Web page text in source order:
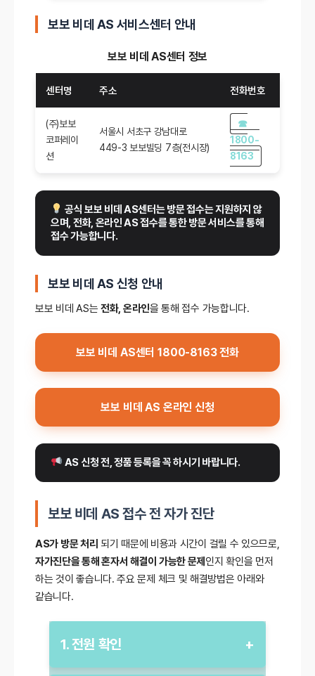
비데 본체 및 주요 부품: 5년
소모품: 2년
보증 기간이 경과했거나 사용자 과실로 인한
고장의 경우, 수리비용과 택배비가 부과될 수
있습니다. 자세한 비용은 서비스센터에서
확인하세요.
구매 영수증 보관:보증 기간은 구매일을 기준
으로 산정되므로, 구매 영수증을 반드시 보관
하세요.
모델명, 시리얼 번호, 구매 영
수증 등의 정보를 미리 준비하세요.
사용 설명서를 참고하여 전원 연결
안전 포장:택배로 제품 발송 시 완충재를 충
분히 사용해 제품 파손을 방지하세요.
보보 비데 AS 서비스센터 안내
보보 비데 AS센터 정보
센터명 주소 전화번호
(주)보보
코퍼레이
션
서울시 서초구 강남대로
449-3 보보빌딩 7층(전시장)
☎
1800-
8163
공식 보보 비데 AS센터는 방문 접수는 지원하지 않
으며, 전화, 온라인 AS 접수를 통한 방문 서비스를 통해
접수 가능합니다.
보보 비데 AS 신청 안내
보보 비데 AS는 전화, 온라인을 통해 접수 가능합니다.
보보 비데 AS센터 1800-8163 전화
보보 비데 AS 온라인 신청
AS 신청 전, 정품 등록을 꼭 하시기 바랍니다.
보보 비데 AS 접수 전 자가 진단
AS가 방문 처리 되기 때문에 비용과 시간이 걸릴 수 있으므로,
자가진단을 통해 혼자서 해결이 가능한 문제 인지 확인을 먼저
하는 것이 좋습니다. 주요 문제 체크 및 해결방법은 아래와
같습니다.
1. 전원 확인 +